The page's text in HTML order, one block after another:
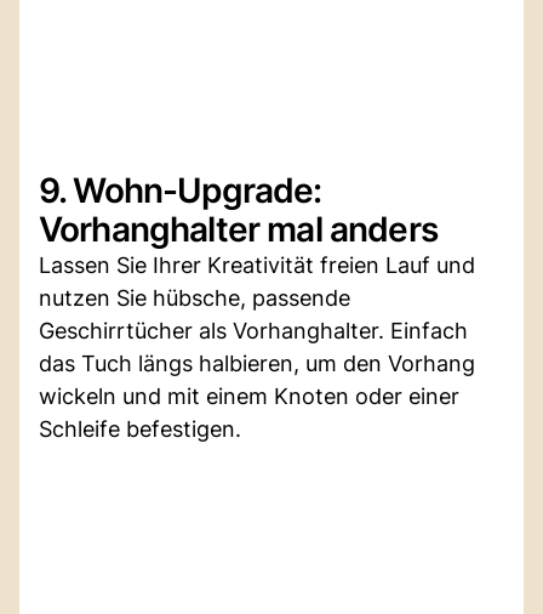
9. Wohn-Upgrade:
Vorhanghalter mal anders
Lassen Sie Ihrer Kreativität freien Lauf und
nutzen Sie hübsche, passende
Geschirrtücher als Vorhanghalter. Einfach
das Tuch längs halbieren, um den Vorhang
wickeln und mit einem Knoten oder einer
Schleife befestigen.